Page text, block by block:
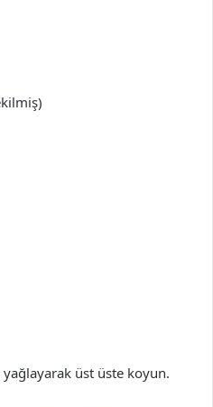
yağlayarak üst üste koyun.